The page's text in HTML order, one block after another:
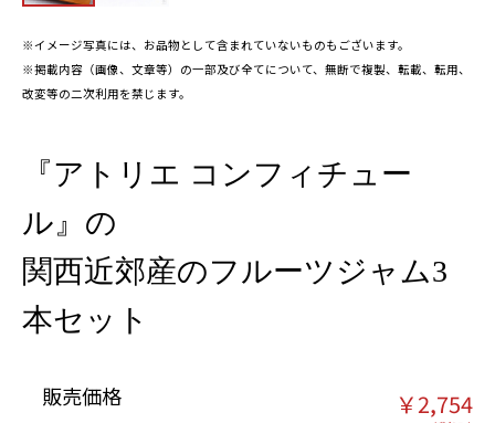
※イメージ写真には、お品物として含まれていないものもございます。
※掲載内容（画像、文章等）の一部及び全てについて、無断で複製、転載、転用、
改変等の二次利用を禁じます。
『アトリエ コンフィチュー
ル』の
関西近郊産のフルーツジャム3
本セット
販売価格 ￥2,754